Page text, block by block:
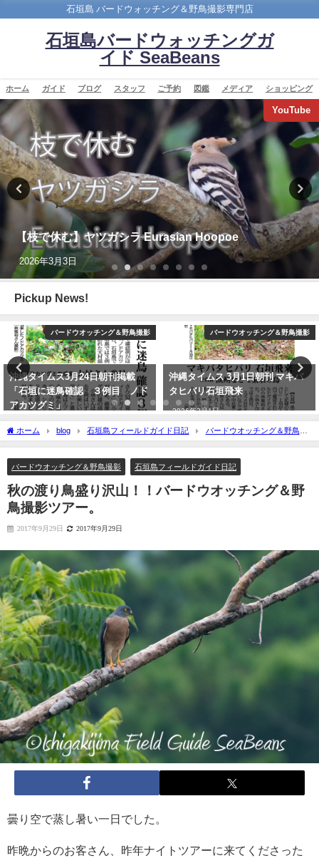
石垣島 バードウォッチング＆野鳥撮影専門店
石垣島バードウォッチングガ
イド SeaBeans
ホーム ガイド ブログ スタッフ ご予約 図鑑 メディア ショッピング
バードウオッチング＆野鳥撮影
今年最初の迷鳥観察記録！！ナンヨウショウビン
Collared Kingfisher
2022年4月7日
Pickup News!
バードウオッチング＆野鳥撮影
沖縄タイムス 3月1日朝刊 マキバ
タヒバリ石垣飛来
2026年3月1日
バードウオッチング＆野鳥撮影
再放送のお知らせ：イロトリドリ
～沖縄・八重山諸島編～ NHK
BS４K
ホーム blog 石垣島フィールドガイド日記
バードウオッチング＆野鳥撮
影
秋の渡り鳥盛り沢山！！バードウオッチング＆野鳥撮影ツアー。
バードウオッチング＆野鳥撮影 石垣島フィールドガイド日記
秋の渡り鳥盛り沢山！！バードウオッチング＆野
鳥撮影ツアー。
2017年9月29日 2017年9月29日
曇り空で蒸し暑い一日でした。
昨晩からのお客さん、昨年ナイトツアーに来てくださった